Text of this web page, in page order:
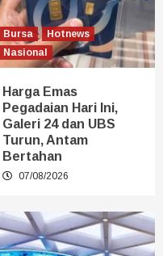
Bursa
Hotnews
Nasional
Harga Emas
Pegadaian Hari Ini,
Galeri 24 dan UBS
Turun, Antam
Bertahan
07/08/2026